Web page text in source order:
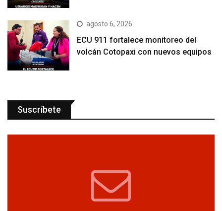
agosto 6, 2026
ECU 911 fortalece monitoreo del
volcán Cotopaxi con nuevos equipos
Suscríbete